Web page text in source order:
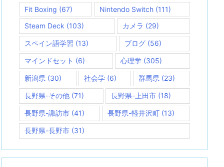
Fit Boxing (67) Nintendo Switch(111)
Steam Deck (103) カメラ (29)
スペイン語学習 (13) ブログ (56)
マインドセット (6) 心理学 (305)
新潟県 (30) 社会学(6) 群馬県 (23)
長野県-その他 (71) 長野県-上田市(18)
長野県-諏訪市 (41) 長野県-軽井沢町 (13)
長野県-長野市 (31)